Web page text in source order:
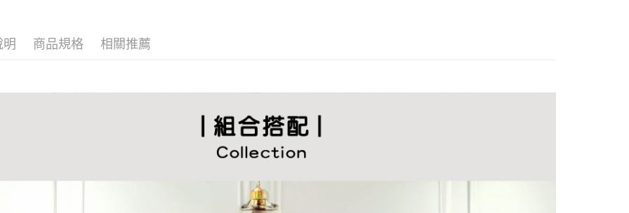
５．嚴禁一人註冊多個帳號或使用他人資訊註冊。若發現惡意使用之情
動。
天然系列｜溫潤實木傢俱
明 商品規格 相關推薦